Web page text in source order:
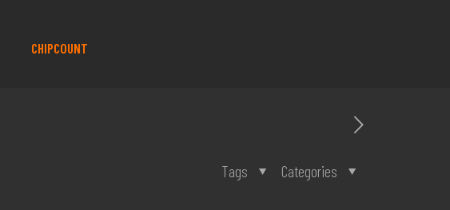
CHIPCOUNT
Categories
Tags